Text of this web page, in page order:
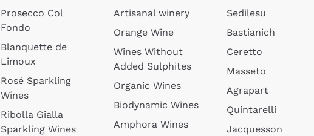
Prosecco Col
Fondo
Blanquette de
Limoux
Rosé Sparkling
Wines
Ribolla Gialla
Sparkling Wines
Artisanal winery
Orange Wine
Wines Without
Added Sulphites
Organic Wines
Biodynamic Wines
Amphora Wines
Sedilesu
Bastianich
Ceretto
Masseto
Agrapart
Quintarelli
Jacquesson